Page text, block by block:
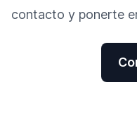
contacto y ponerte